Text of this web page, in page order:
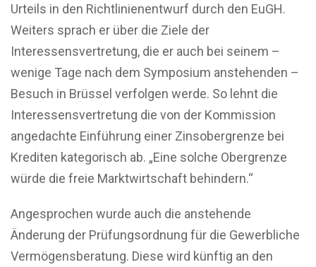
Urteils in den Richtlinienentwurf durch den EuGH.
Weiters sprach er über die Ziele der
Interessensvertretung, die er auch bei seinem –
wenige Tage nach dem Symposium anstehenden –
Besuch in Brüssel verfolgen werde. So lehnt die
Interessensvertretung die von der Kommission
angedachte Einführung einer Zinsobergrenze bei
Krediten kategorisch ab. „Eine solche Obergrenze
würde die freie Marktwirtschaft behindern.“
Angesprochen wurde auch die anstehende
Änderung der Prüfungsordnung für die Gewerbliche
Vermögensberatung. Diese wird künftig an den